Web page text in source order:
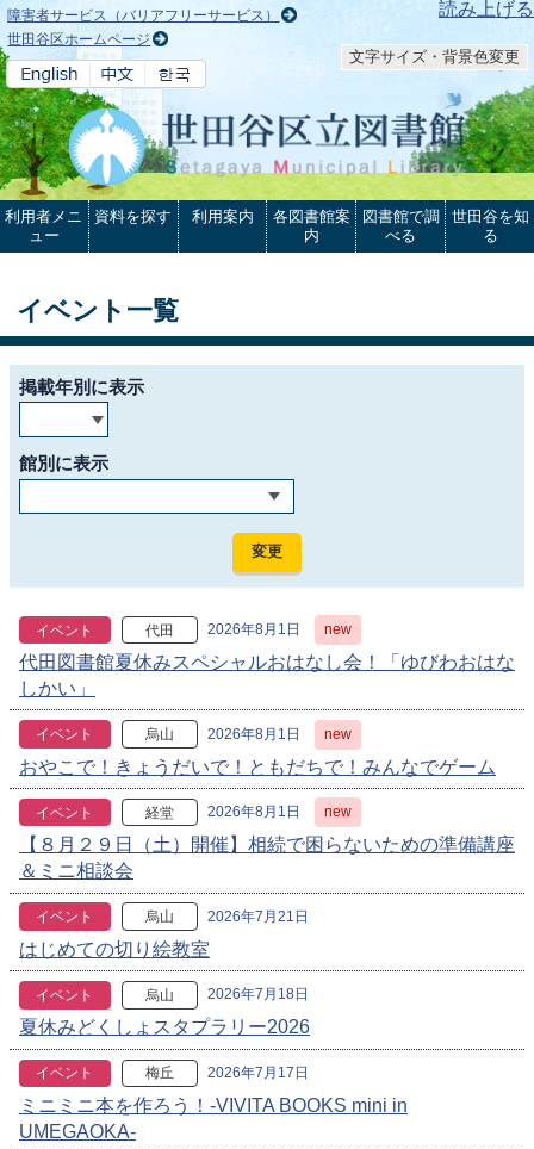
本文へ 読み上げる
障害者サービス（バリアフリーサービス）
世田谷区ホームページ
文字サイズ・背景色変更
利用者メニ
ュー
資料を探す 利用案内
各図書館案
内
図書館で調
べる
世田谷を知
る
イベント一覧
掲載年別に表示
館別に表示
イベント 代田 2026年8月1日 new
代田図書館夏休みスペシャルおはなし会！「ゆびわおはな
しかい」
イベント 烏山 2026年8月1日 new
おやこで！きょうだいで！ともだちで！みんなでゲーム
イベント 経堂 2026年8月1日 new
【８月２９日（土）開催】相続で困らないための準備講座
＆ミニ相談会
イベント 烏山 2026年7月21日
はじめての切り絵教室
イベント 烏山 2026年7月18日
夏休みどくしょスタプラリー2026
イベント 梅丘 2026年7月17日
ミニミニ本を作ろう！-VIVITA BOOKS mini in
UMEGAOKA-